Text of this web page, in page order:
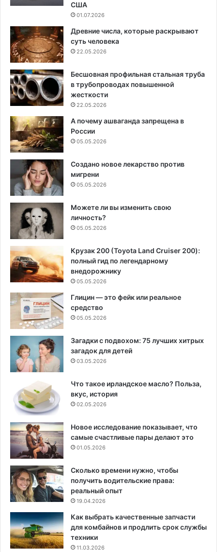
США
01.07.2026
Древние числа, которые раскрывают
суть человека
22.05.2026
Бесшовная профильная стальная труба
в трубопроводах повышенной
жесткости
22.05.2026
А почему ашваганда запрещена в
России
05.05.2026
Создано новое лекарство против
мигрени
05.05.2026
Можете ли вы изменить свою
личность?
05.05.2026
Крузак 200 (Toyota Land Cruiser 200):
полный гид по легендарному
внедорожнику
05.05.2026
Глицин — это фейк или реальное
средство
05.05.2026
Загадки с подвохом: 75 лучших хитрых
загадок для детей
03.05.2026
Что такое ирландское масло? Польза,
вкус, история
02.05.2026
Новое исследование показывает, что
самые счастливые пары делают это
01.05.2026
Сколько времени нужно, чтобы
получить водительские права:
реальный опыт
19.04.2026
Как выбрать качественные запчасти
для комбайнов и продлить срок службы
техники
11.03.2026